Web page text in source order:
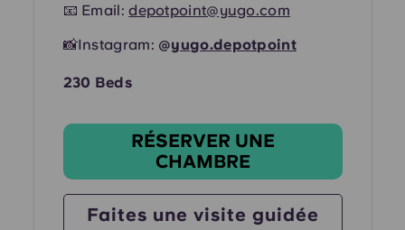
📧 Email:depotpoint@yugo.com
📸Instagram: @yugo.depotpoint
230 Beds
RÉSERVER UNE
CHAMBRE
Faites une visite guidée